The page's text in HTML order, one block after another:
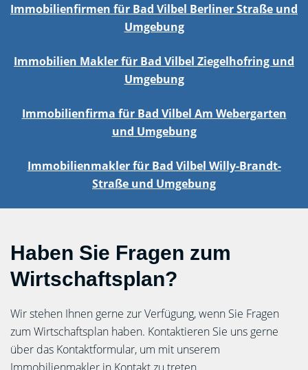
Immobilienfirmen für Bad Vilbel Berliner Straße und
Umgebung
Immobilien Makler für Bad Vilbel Ziegelhofring und
Umgebung
Immobilienfirma für Bad Vilbel Am Webergarten
und Umgebung
Immobilienmakler für Bad Vilbel Willy-Brandt-
Straße und Umgebung
Haben Sie Fragen zum
Wirtschaftsplan?
Wir stehen Ihnen gerne zur Verfügung, wenn Sie Fragen
zum Wirtschaftsplan haben. Kontaktieren Sie uns gerne
über das Kontaktformular, um mit unserem